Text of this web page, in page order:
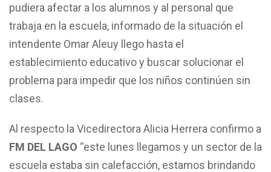
pudiera afectar a los alumnos y al personal que
trabaja en la escuela, informado de la situación el
intendente Omar Aleuy llego hasta el
establecimiento educativo y buscar solucionar el
problema para impedir que los niños continúen sin
clases.
Al respecto la Vicedirectora Alicia Herrera confirmo a
FM DEL LAGO “este lunes llegamos y un sector de la
escuela estaba sin calefacción, estamos brindando